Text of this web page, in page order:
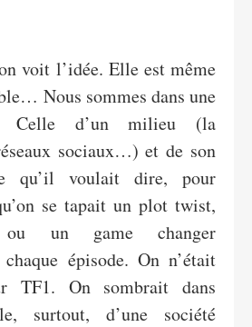
voit l’idée. Elle est même
Nous sommes dans une
Celle d’un milieu (la
sociaux…) et de son
qu’il voulait dire, pour
se tapait un plot twist,
un game changer
épisode. On n’était
TF1. On sombrait dans
surtout, d’une société